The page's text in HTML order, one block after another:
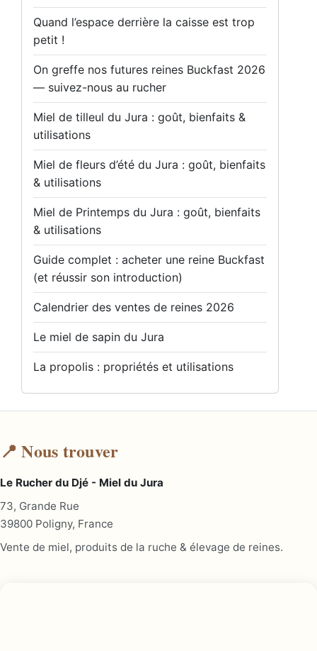
Quand l’espace derrière la caisse est trop
petit !
On greffe nos futures reines Buckfast 2026
— suivez-nous au rucher
Miel de tilleul du Jura : goût, bienfaits &
utilisations
Miel de fleurs d’été du Jura : goût, bienfaits
& utilisations
Miel de Printemps du Jura : goût, bienfaits
& utilisations
Guide complet : acheter une reine Buckfast
(et réussir son introduction)
Calendrier des ventes de reines 2026
Le miel de sapin du Jura
La propolis : propriétés et utilisations
📍 Nous trouver
Le Rucher du Djé - Miel du Jura
73, Grande Rue
39800 Poligny, France
Vente de miel, produits de la ruche & élevage de reines.